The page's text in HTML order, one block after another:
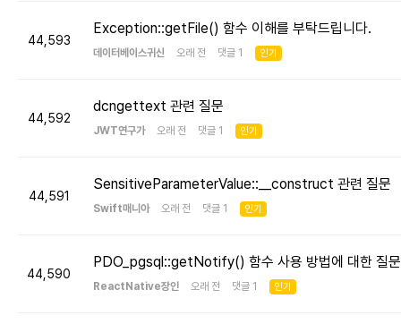
44,593
Exception::getFile() 함수 이해를 부탁드립니다.
데이터베이스귀신 오래 전 댓글 1 인기
44,592
dcngettext 관련 질문
JWT연구가 오래 전 댓글 1 인기
44,591
SensitiveParameterValue::__construct 관련 질문
Swift매니아 오래 전 댓글 1 인기
44,590
PDO_pgsql::getNotify() 함수 사용 방법에 대한 질문
ReactNative장인 오래 전 댓글 1 인기